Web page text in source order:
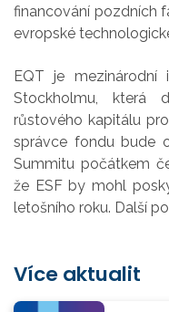
financování pozdních
evropské
EQT je mezinárodní
Stockholmu, která
růstového kapitálu
správce fondu bude
Summitu počátkem
že ESF by mohl
letošního roku. Další
Více aktualit